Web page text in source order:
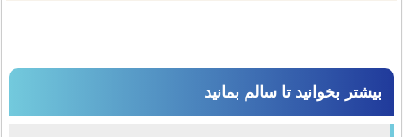
بیشتر بخوانید تا سالم بمانید